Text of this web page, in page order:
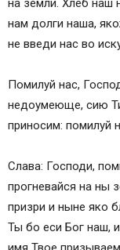
на земли. Хлеб наш
нам долги наша,
не введи нас во
Помилуй нас,
недоумеюще, сию
приносим: помилуй
Слава: Господи,
прогневайся на ны
призри и ныне яко
Ты бо еси Бог наш,